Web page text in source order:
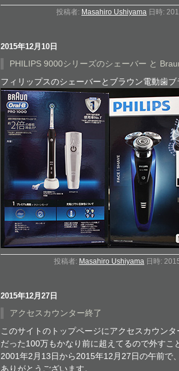
投稿者: Masahiro Ushiyama 日時:
2015年12月10日
PHILIPS 9000シリーズのシェーバー と
フィリップスのシェーバーとブラウン電動歯
投稿者: Masahiro Ushiyama 日時:
2015年12月27日
アクセスカウンター終了
このサイトのトップページにアクセスカウン
だった100万もかなり前に超えてるので外すこ
2001年2月13日から2015年12月27日の午前で
ありがとうございます。